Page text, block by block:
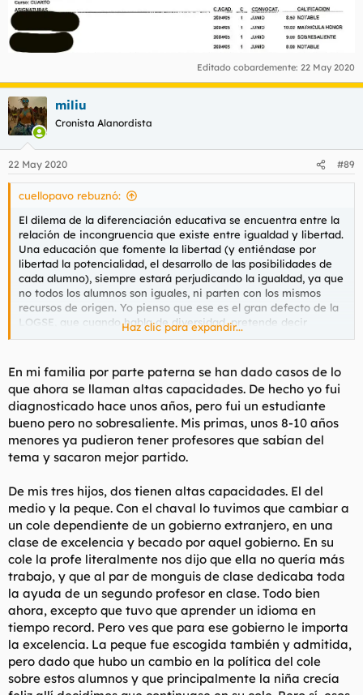
Editado cobardemente: 22 May 2020
miliu
Cronista Alanordista
22 May 2020 #89
cuellopavo rebuznó:
El dilema de la diferenciación educativa se encuentra entre la
relación de incongruencia que existe entre igualdad y libertad.
Una educación que fomente la libertad (y entiéndase por
libertad la potencialidad, el desarrollo de las posibilidades de
cada alumno), siempre estará perjudicando la igualdad, ya que
no todos los alumnos son iguales, ni parten con los mismos
recursos de origen. Yo pienso que ese es el gran defecto de la
LOGSE, que cuando habla de diversidad, pretende decir
igualdad. Busca compensar las diferencias, y para ello iguala
diversidad tan heteróclita. Eso es imposible. Para tenerlos a
todos reunidos hay que bajar el nivel de dificultad con el fin de
que lleguen los últimos, pero con la consecuencia de que se
aburran los primeros.
Pero para mí la cuestión estriba en diferenciar a los alumnos
por sus cualidades. En este sentido creo que la diferenciación
debería ser por el talento, la inteligencia o el empeño. El tema
que no quieren que nadie descate, no vayan a ofenderse los
menos capacitados o aquellos a los que les va la buena vida.
Pues no, yo creo que se debería fomentar la excelencia y eso
solo se consigue con una cierta estratificación en la que los
mejores alumnos no tengan que frenar sus posibilidades, y en
la que los peores puedan seguir su propio ritmo sin necesidad
de perjudicar a nadie.
En fin, qué mala escuela para la vida, y más para nuestro tipo
de sociedad, esta que no fomenta la virtud, el desarrollo y la
competencia (la competencia interna, me refiero, la que le va
a permitir al alumno tener buenas herramientas para
desenvolverse)
Haz clic para expandir...
En mi familia por parte paterna se han dado casos de lo
que ahora se llaman altas capacidades. De hecho yo fui
diagnosticado hace unos años, pero fui un estudiante
bueno pero no sobresaliente. Mis primas, unos 8-10 años
menores ya pudieron tener profesores que sabían del
tema y sacaron mejor partido.
De mis tres hijos, dos tienen altas capacidades. El del
medio y la peque. Con el chaval lo tuvimos que cambiar a
un cole dependiente de un gobierno extranjero, en una
clase de excelencia y becado por aquel gobierno. En su
cole la profe literalmente nos dijo que ella no quería más
trabajo, y que al par de monguis de clase dedicaba toda
la ayuda de un segundo profesor en clase. Todo bien
ahora, excepto que tuvo que aprender un idioma en
tiempo record. Pero ves que para ese gobierno le importa
la excelencia. La peque fue escogida también y admitida,
pero dado que hubo un cambio en la política del cole
sobre estos alumnos y que principalmente la niña crecía